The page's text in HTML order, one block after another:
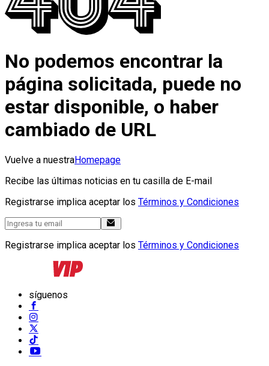
No podemos encontrar la
página solicitada, puede no
estar disponible, o haber
cambiado de URL
Vuelve a nuestraHomepage
Recibe las últimas noticias en tu casilla de E-mail
Registrarse implica aceptar los Términos y Condiciones
Registrarse implica aceptar los Términos y Condiciones
síguenos